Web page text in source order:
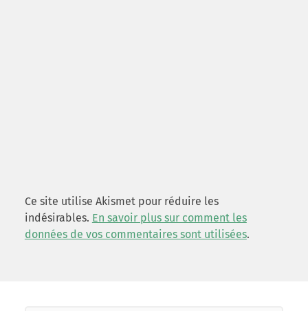
Ce site utilise Akismet pour réduire les
indésirables. En savoir plus sur comment les
données de vos commentaires sont utilisées.